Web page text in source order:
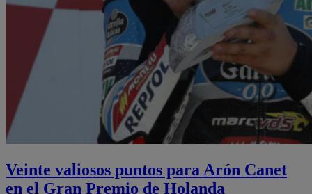
Veinte valiosos puntos para Arón Canet
en el Gran Premio de Holanda